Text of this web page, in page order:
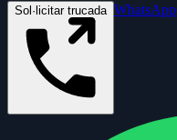
Sol·licitar trucada WhatsApp